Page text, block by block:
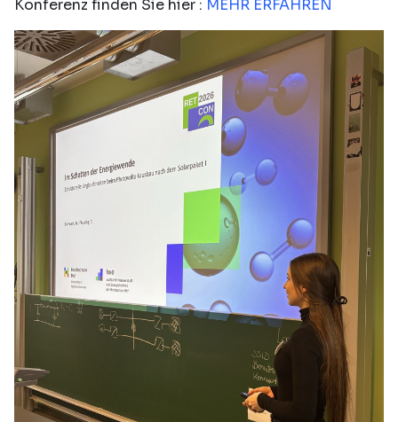
Konferenz finden Sie hier : MEHR ERFAHREN